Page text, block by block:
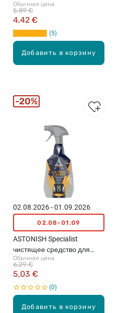
Добавить в корзину
для кухни, 750мл
Обычная цена
4,42 €
5,89 €
5
Добавить в корзину
02.08.2026 - 01.09.2026
02.08-01.09
ASTONISH Specialist
чистящее средство для
аэрофритюрниц, 750мл
Обычная цена
5,03 €
6,29 €
0
20%